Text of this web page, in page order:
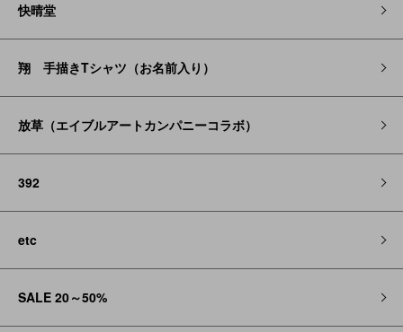
快晴堂
翔 手描きTシャツ（お名前入り）
放草（エイブルアートカンパニーコラボ）
392
etc
SALE 20～50%